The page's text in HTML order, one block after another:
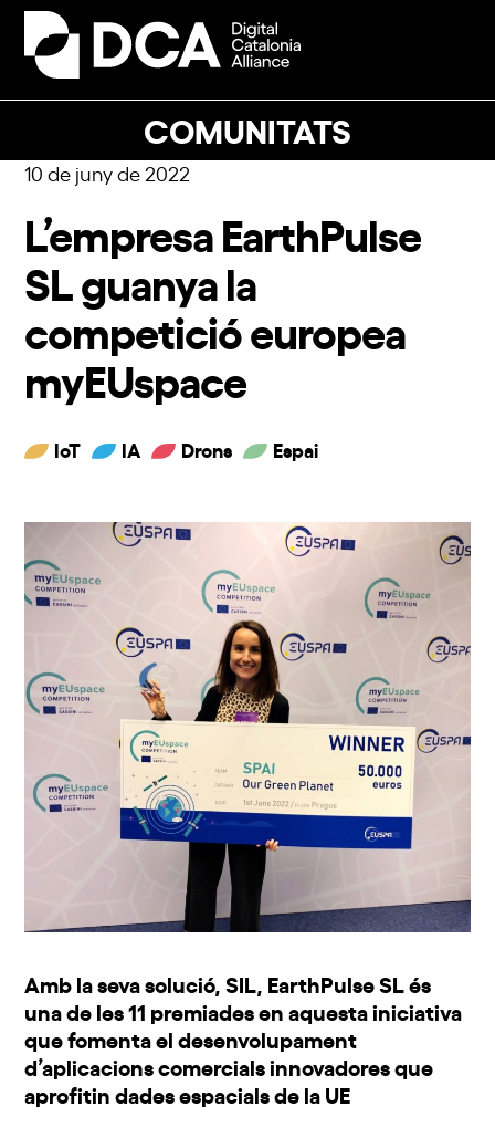
Skip
content
COMUNITATS
Open
mobile
Close
mobile
10 de juny de 2022
L’empresa EarthPulse
SL guanya la
competició europea
myEUspace
IoT IA Drons Espai
Amb la seva solució, SIL, EarthPulse SL és
una de les 11 premiades en aquesta iniciativa
que fomenta el desenvolupament
d’aplicacions comercials innovadores que
aprofitin dades espacials de la UE